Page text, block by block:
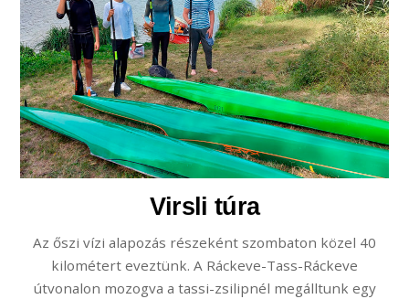
Virsli túra
Az őszi vízi alapozás részeként szombaton közel 40
kilométert eveztünk. A Ráckeve-Tass-Ráckeve
útvonalon mozogva a tassi-zsilipnél megálltunk egy